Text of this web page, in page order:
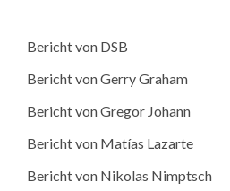
Bericht von DSB
Bericht von Gerry Graham
Bericht von Gregor Johann
Bericht von Matías Lazarte
Bericht von Nikolas Nimptsch